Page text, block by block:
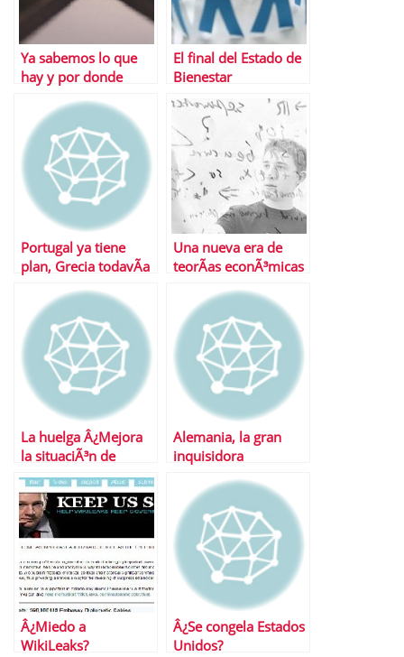
Ya sabemos lo que
hay y por donde
vendrÃ¡ el recorte de
gastos
El final del Estado de
Bienestar
Portugal ya tiene
plan, Grecia todavÃ­a
deberÃ¡ esperar
Una nueva era de
teorÃ­as econÃ³micas
La huelga Â¿Mejora
la situaciÃ³n de
EspaÃ±a?
Alemania, la gran
inquisidora
Â¿Miedo a
WikiLeaks?
Â¿Se congela Estados
Unidos?